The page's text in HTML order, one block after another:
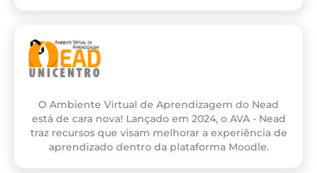
O Ambiente Virtual de Aprendizagem do Nead
está de cara nova! Lançado em 2024, o AVA - Nead
traz recursos que visam melhorar a experiência de
aprendizado dentro da plataforma Moodle.